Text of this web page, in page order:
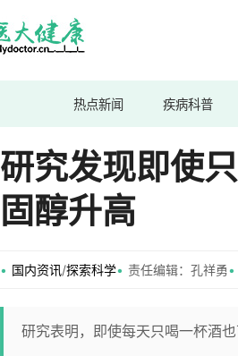
热点新闻 疾病科普
研究发现即使
固醇升高
国内资讯/探索科学 责任编辑：孔祥勇
研究表明，即使每天只喝一杯酒